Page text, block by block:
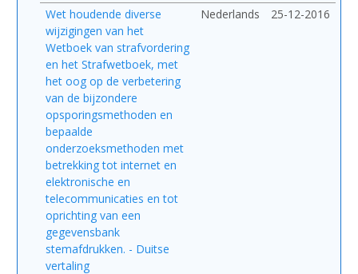
Wet houdende diverse
wijzigingen van het
Wetboek van strafvordering
en het Strafwetboek, met
het oog op de verbetering
van de bijzondere
opsporingsmethoden en
bepaalde
onderzoeksmethoden met
betrekking tot internet en
elektronische en
telecommunicaties en tot
oprichting van een
gegevensbank
stemafdrukken. - Duitse
vertaling
Nederlands 25-12-2016